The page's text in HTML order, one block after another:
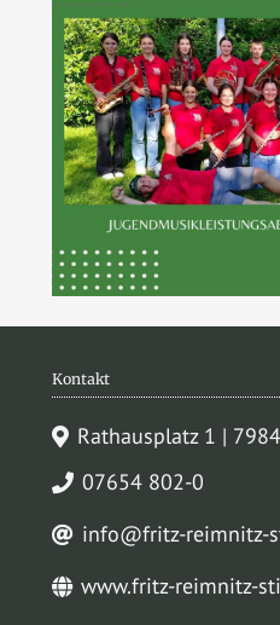
Kontakt
Rathausplatz 1 |
07654 802-0
info@fritz-reimnitz-
www.fritz-reimnitz-